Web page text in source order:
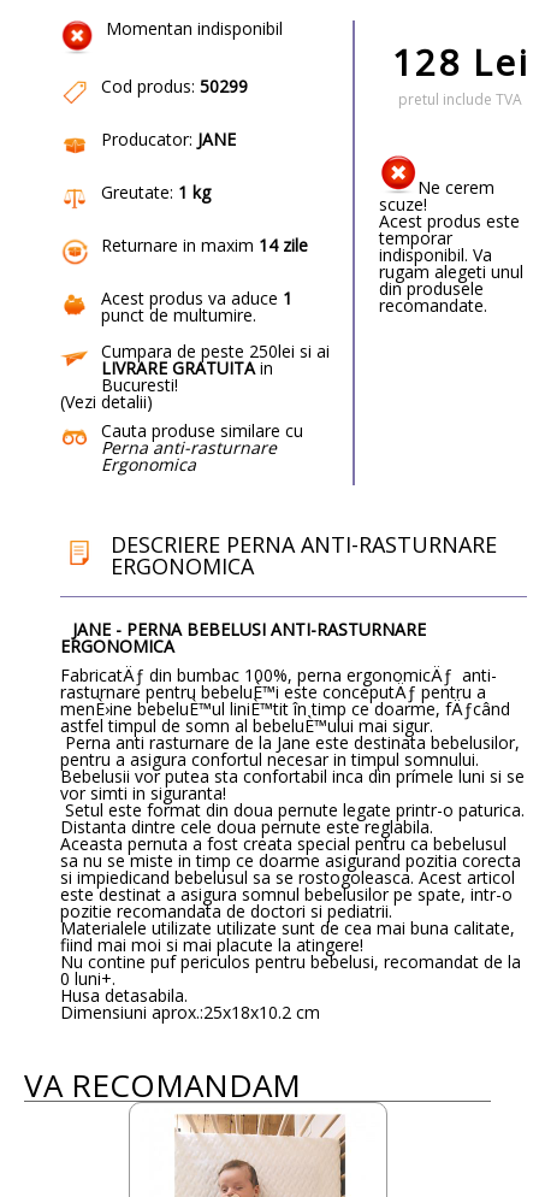
Momentan indisponibil
Cod produs: 50299
Producator: JANE
Greutate: 1 kg
Returnare in maxim 14 zile
Acest produs va aduce 1
punct de multumire.
Cumpara de peste 250lei si ai
LIVRARE GRATUITAin
Bucuresti!
(Vezi detalii)
Cauta produse similare cu
Perna anti-rasturnare
Ergonomica
128 Lei
pretul include TVA
Ne cerem
scuze!
Acest produs este
temporar
indisponibil. Va
rugam alegeti unul
din produsele
recomandate.
DESCRIERE PERNA ANTI-RASTURNARE
ERGONOMICA
JANE - PERNA BEBELUSI ANTI-RASTURNARE
ERGONOMICA
FabricatÄƒ din bumbac 100%, perna ergonomicÄƒ anti-
rasturnare pentru bebeluÈ™i este conceputÄƒ pentru a
menÈ›ine bebeluÈ™ul liniÈ™tit în timp ce doarme, fÄƒcând
astfel timpul de somn al bebeluÈ™ului mai sigur.
Perna anti rasturnare de la Jane este destinata bebelusilor,
pentru a asigura confortul necesar in timpul somnului.
Bebelusii vor putea sta confortabil inca din prímele luni si se
vor simti in siguranta!
Setul este format din doua pernute legate printr-o paturica.
Distanta dintre cele doua pernute este reglabila.
Aceasta pernuta a fost creata special pentru ca bebelusul
sa nu se miste in timp ce doarme asigurand pozitia corecta
si impiedicand bebelusul sa se rostogoleasca. Acest articol
este destinat a asigura somnul bebelusilor pe spate, intr-o
pozitie recomandata de doctori si pediatrii.
Materialele utilizate utilizate sunt de cea mai buna calitate,
fiind mai moi si mai placute la atingere!
Nu contine puf periculos pentru bebelusi, recomandat de la
0 luni+.
Husa detasabila.
Dimensiuni aprox.:25x18x10.2 cm
VA RECOMANDAM